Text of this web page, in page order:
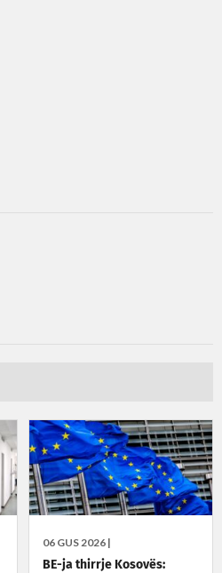
06 GUS 2026 |
BE-ja thirrje Kosovës: